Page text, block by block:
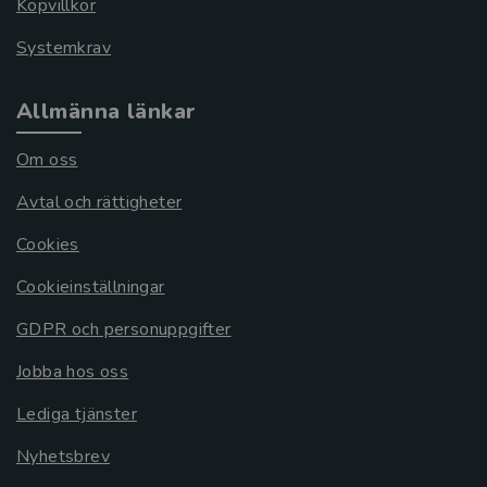
Köpvillkor
Systemkrav
Allmänna länkar
Om oss
Avtal och rättigheter
Cookies
Cookieinställningar
GDPR och personuppgifter
Jobba hos oss
Lediga tjänster
Nyhetsbrev